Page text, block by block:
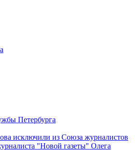
Петербурга
исключили из Союза журналистов
"Новой газеты" Олега